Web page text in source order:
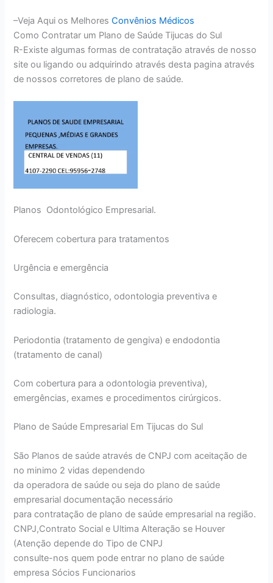
–Veja Aqui os MelhoresConvênios Médicos
Como Contratar um Plano de Saúde Tijucas do Sul
R-Existe algumas formas de contratação através de nosso
site ou ligando ou adquirindo através desta pagina através
de nossos corretores de plano de saúde.
Planos Odontológico Empresarial.
Oferecem cobertura para tratamentos
Urgência e emergência
Consultas, diagnóstico, odontologia preventiva e
radiologia.
Periodontia (tratamento de gengiva) e endodontia
(tratamento de canal)
Com cobertura para a odontologia preventiva),
emergências, exames e procedimentos cirúrgicos.
Plano de Saúde Empresarial Em Tijucas do Sul
São Planos de saúde através de CNPJ com aceitação de
no minimo 2 vidas dependendo
da operadora de saúde ou seja do plano de saúde
empresarial documentação necessário
para contratação de plano de saúde empresarial na região.
CNPJ,Contrato Social e Ultima Alteração se Houver
(Atenção depende do Tipo de CNPJ
consulte-nos quem pode entrar no plano de saúde
empresa Sócios Funcionarios